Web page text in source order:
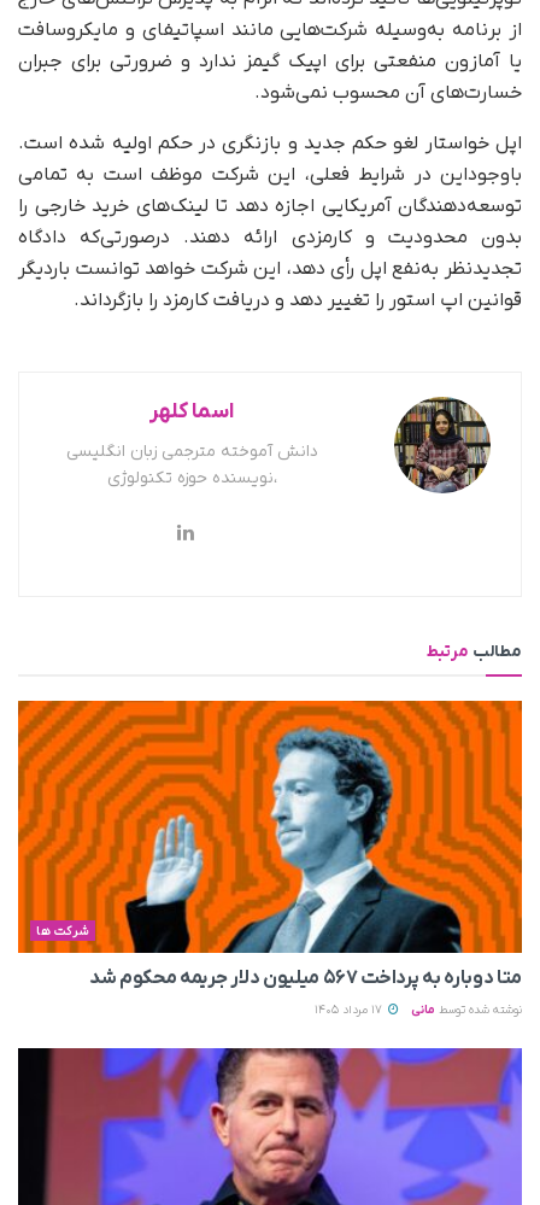
از برنامه به‌وسیله شرکت‌هایی مانند اسپاتیفای و مایکروسافت
یا آمازون منفعتی برای اپیک گیمز ندارد و ضرورتی برای جبران
خسارت‌های آن محسوب نمی‌شود.
اپل خواستار لغو حکم جدید و بازنگری در حکم اولیه شده است.
باوجوداین در شرایط فعلی، این شرکت موظف است به تمامی
توسعه‌دهندگان آمریکایی اجازه دهد تا لینک‌های خرید خارجی را
بدون محدودیت و کارمزدی ارائه دهند. درصورتی‌که دادگاه
تجدیدنظر به‌نفع اپل رأی دهد، این شرکت خواهد توانست باردیگر
قوانین اپ استور را تغییر دهد و دریافت کارمزد را بازگرداند.
اسما کلهر
دانش آموخته مترجمی زبان انگلیسی
،نویسنده حوزه تکنولوژی
مطالب مرتبط
شرکت ها
متا دوباره به پرداخت ۵۶۷ میلیون دلار جریمه محکوم شد
نوشته شده توسط مانی